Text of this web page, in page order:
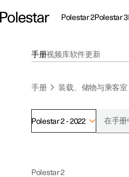
Polestar 2Polestar 3
手册视频库软件更新
手册 装载、储物与乘客室
Polestar 2 - 2022
Polestar 2